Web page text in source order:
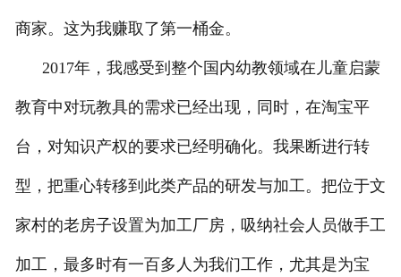
商家。这为我赚取了第一桶金。
2017年，我感受到整个国内幼教领域在儿童启蒙
教育中对玩教具的需求已经出现，同时，在淘宝平
台，对知识产权的要求已经明确化。我果断进行转
型，把重心转移到此类产品的研发与加工。把位于文
家村的老房子设置为加工厂房，吸纳社会人员做手工
加工，最多时有一百多人为我们工作，尤其是为宝